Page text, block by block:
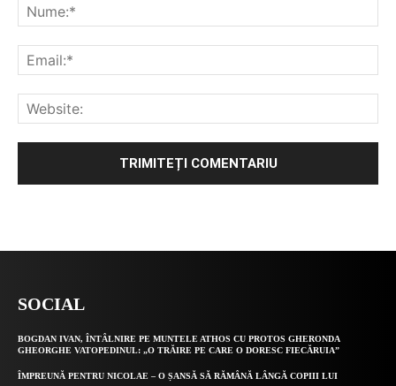
SOCIAL
BOGDAN IVAN, ÎNTÂLNIRE PE MUNTELE ATHOS CU PROTOS GHERONDA
GHEORGHE VATOPEDINUL: „O TRĂIRE PE CARE O DORESC FIECĂRUIA”
ÎMPREUNĂ PENTRU NICOLAE – O ȘANSĂ SĂ RĂMÂNĂ LÂNGĂ COPIII LUI